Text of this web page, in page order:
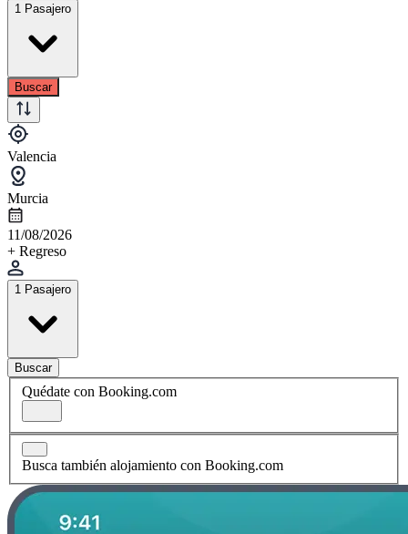
1 Pasajero
Buscar
Valencia
Murcia
11/08/2026
+ Regreso
1 Pasajero
Buscar
Quédate con Booking.com
Busca también alojamiento con Booking.com